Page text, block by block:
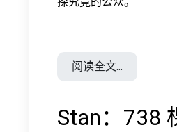
阅读全文...
Stan：738